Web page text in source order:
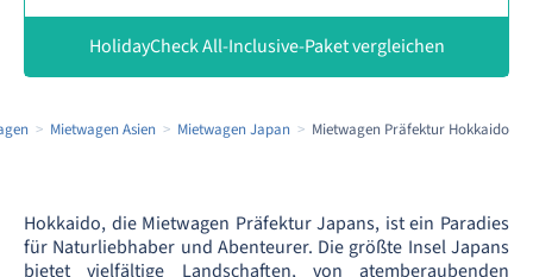
HolidayCheck All-Inclusive-Paket vergleichen
Mietwagen Asien Mietwagen Japan Mietwagen Präfektur Hokkaido
Hokkaido, die Mietwagen Präfektur Japans, ist ein Paradies
für Naturliebhaber und Abenteurer. Die größte Insel Japans
bietet vielfältige Landschaften, von atemberaubenden